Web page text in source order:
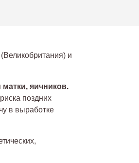
и
яичников.
поздних
в выработке